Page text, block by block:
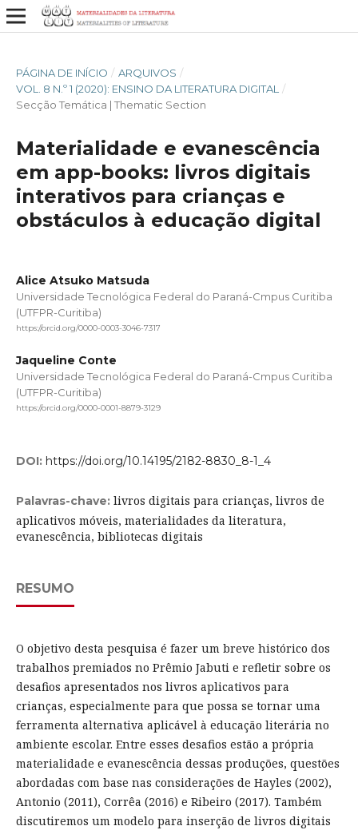
PÁGINA DE INÍCIO / ARQUIVOS /
VOL. 8 N.º 1 (2020): ENSINO DA LITERATURA DIGITAL
/
Secção Temática | Thematic Section
Materialidade e evanescência
em app-books: livros digitais
interativos para crianças e
obstáculos à educação digital
Alice Atsuko Matsuda
Universidade Tecnológica Federal do Paraná-Cmpus Curitiba
(UTFPR-Curitiba)
https://orcid.org/0000-0003-3046-7317
Jaqueline Conte
Universidade Tecnológica Federal do Paraná-Cmpus Curitiba
(UTFPR-Curitiba)
https://orcid.org/0000-0001-8879-3129
DOI: https://doi.org/10.14195/2182-8830_8-1_4
Palavras-chave: livros digitais para crianças, livros de
aplicativos móveis, materialidades da literatura,
evanescência, bibliotecas digitais
RESUMO
O objetivo desta pesquisa é fazer um breve histórico dos
trabalhos premiados no Prêmio Jabuti e refletir sobre os
desafios apresentados nos livros aplicativos para
crianças, especialmente para que possa se tornar uma
ferramenta alternativa aplicável à educação literária no
ambiente escolar. Entre esses desafios estão a própria
materialidade e evanescência dessas produções, questões
abordadas com base nas considerações de Hayles (2002),
Antonio (2011), Corrêa (2016) e Ribeiro (2017). Também
discutiremos um modelo para inserção de livros digitais